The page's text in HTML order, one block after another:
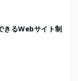
きるWebサイト制